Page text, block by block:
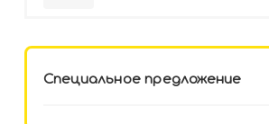
Специальное предложение